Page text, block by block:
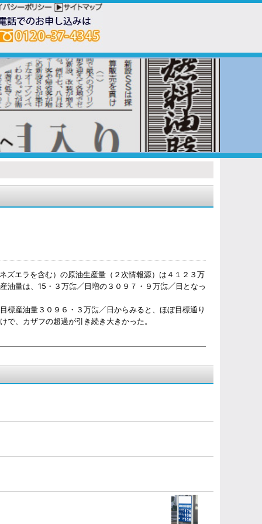
エラを含む）の原油生産量（２次情報源）は４１２３万
量は、15・３万㌭／日増の３０９７・９万㌭／日となっ
産油量３０９６・３万㌭／日からみると、ほぼ目標通り
、カザフの超過が引き続き大きかった。